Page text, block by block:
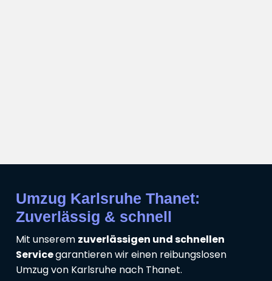
Umzug Karlsruhe Thanet:
Zuverlässig & schnell
Mit unserem zuverlässigen und schnellen
Servicegarantieren wir einen reibungslosen
Umzug von Karlsruhe nach Thanet.